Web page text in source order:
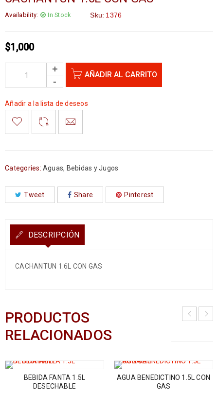
Availability: In Stock Sku: 1376
$1,000
AÑADIR AL CARRITO
Añadir a la lista de deseos
Categories: Aguas, Bebidas y Jugos
Tweet Share Pinterest
DESCRIPCIÓN
CACHANTUN 1.6L CON GAS
PRODUCTOS
RELACIONADOS
BEBIDA FANTA 1.5L
DESECHABLE
AGUA BENEDICTINO 1.5L CON
GAS